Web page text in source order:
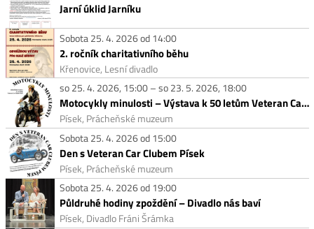
Jarní úklid Jarníku
Sobota 25. 4. 2026 od 14:00
2. ročník charitativního běhu
Křenovice, Lesní divadlo
so 25. 4. 2026, 15:00 – so 23. 5. 2026, 18:00
Motocykly minulosti – Výstava k 50 letům Veteran Car Clubu Písek
Písek, Prácheňské muzeum
Sobota 25. 4. 2026 od 15:00
Den s Veteran Car Clubem Písek
Písek, Prácheňské muzeum
Sobota 25. 4. 2026 od 19:00
Půldruhé hodiny zpoždění – Divadlo nás baví
Písek, Divadlo Fráni Šrámka